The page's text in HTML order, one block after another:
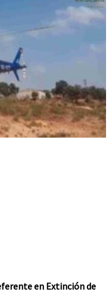
en Extinción de